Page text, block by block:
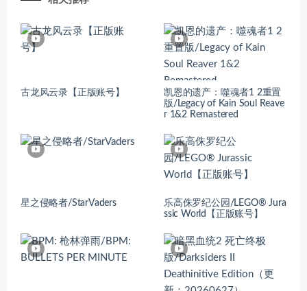
古龙风云录【正版账号】
凯恩的遗产：噬魂者1 2重置
版/Legacy of Kain Soul Reave
r 1&2 Remastered
星之侵略者/StarVaders
乐高侏罗纪公园/LEGO® Jura
ssic World【正版账号】